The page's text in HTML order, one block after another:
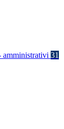
amministrativi 31